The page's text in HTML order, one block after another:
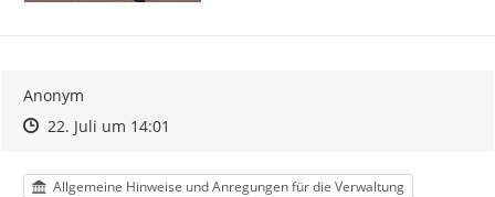
Anonym
Zeitpunkt des Erstellens
Zeitpunkt des Erstellens
22. Juli um 14:01
Kategorie
Allgemeine Hinweise und Anregungen für die Verwaltung